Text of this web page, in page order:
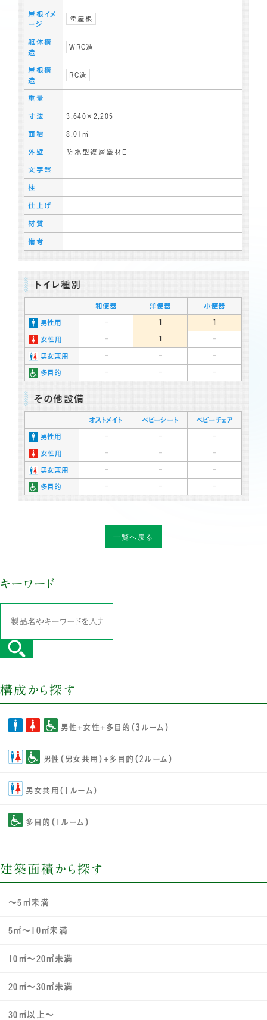
屋根イメ
ージ
陸屋根
躯体構
造
WRC造
屋根構
造
RC造
重量
寸法 3,640×2,205
面積 8.01㎡
外壁 防水型複層塗材E
文字盤
柱
仕上げ
材質
備考
トイレ種別
和便器 洋便器 小便器
男性用 - 1 1
女性用 - 1 -
男女兼用 - - -
多目的 - - -
その他設備
オストメイト ベビーシート ベビーチェア
男性用 - - -
女性用 - - -
男女兼用 - - -
多目的 - - -
一覧へ戻る
キーワード
構成から探す
男性+女性+多目的（3ルーム）
男性（男女共用）+多目的（2ルーム）
男女共用（1ルーム）
多目的（1ルーム）
建築面積から探す
～5㎡未満
5㎡～10㎡未満
10㎡～20㎡未満
20㎡～30㎡未満
30㎡以上～